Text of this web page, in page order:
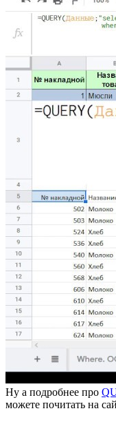
Ну а подробнее про
можете почитать на